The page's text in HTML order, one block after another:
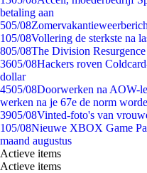
betaling aan
505/08
105/08Vollering de sterkste na
805/08The Division
3605/08Hackers roven
dollar
4505/08Doorwerken na AOW-
werken na je 67e de norm
3905/08Vinted-foto's van
105/08Nieuwe XBOX Game
maand augustus
Actieve items
Actieve items